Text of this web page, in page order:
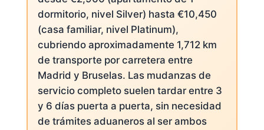
dormitorio, nivel Silver) hasta €10,450
(casa familiar, nivel Platinum),
cubriendo aproximadamente 1,712 km
de transporte por carretera entre
Madrid y Bruselas. Las mudanzas de
servicio completo suelen tardar entre 3
y 6 días puerta a puerta, sin necesidad
de trámites aduaneros al ser ambos